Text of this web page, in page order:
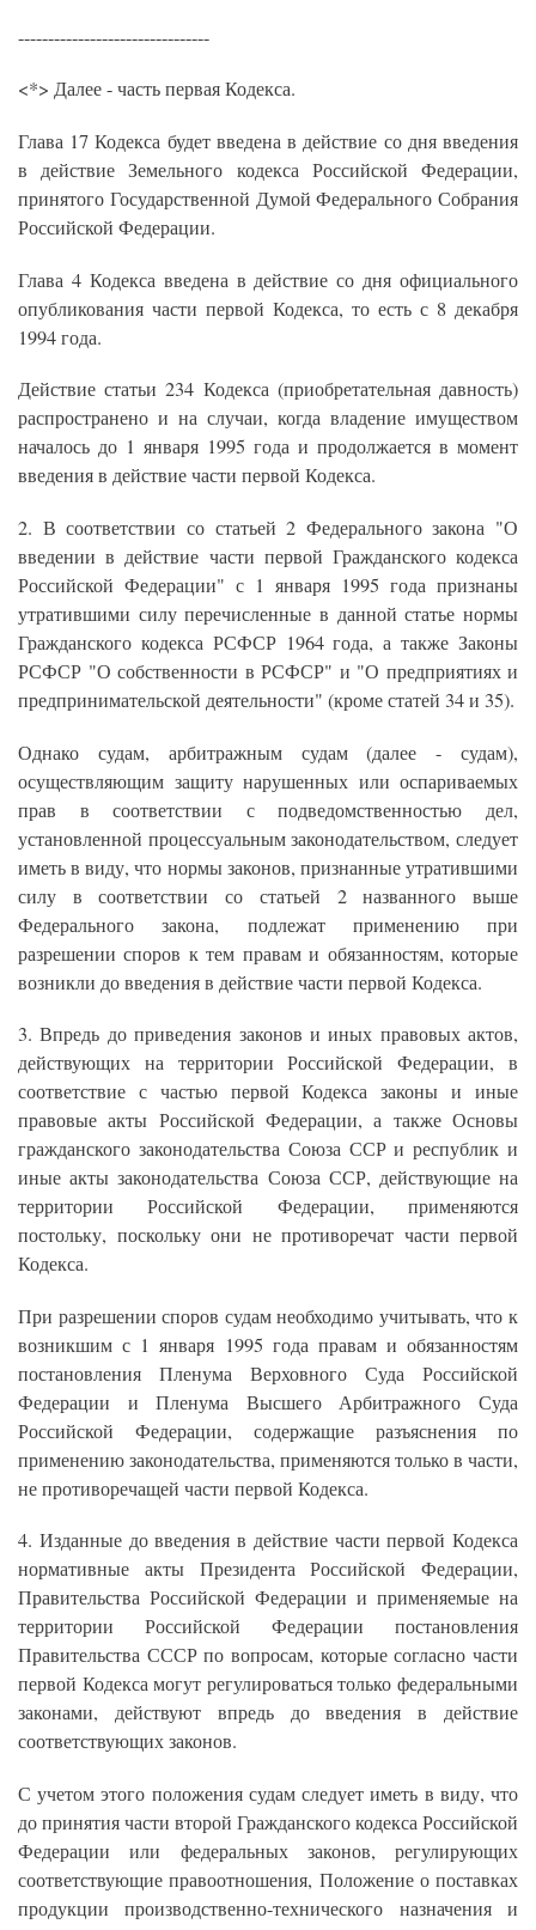
--------------------------------
<*> Далее - часть первая Кодекса.
Глава 17 Кодекса будет введена в действие со дня введения
в действие Земельного кодекса Российской Федерации,
принятого Государственной Думой Федерального Собрания
Российской Федерации.
Глава 4 Кодекса введена в действие со дня официального
опубликования части первой Кодекса, то есть с 8 декабря
1994 года.
Действие статьи 234 Кодекса (приобретательная давность)
распространено и на случаи, когда владение имуществом
началось до 1 января 1995 года и продолжается в момент
введения в действие части первой Кодекса.
2. В соответствии со статьей 2 Федерального закона "О
введении в действие части первой Гражданского кодекса
Российской Федерации" с 1 января 1995 года признаны
утратившими силу перечисленные в данной статье нормы
Гражданского кодекса РСФСР 1964 года, а также Законы
РСФСР "О собственности в РСФСР" и "О предприятиях и
предпринимательской деятельности" (кроме статей 34 и 35).
Однако судам, арбитражным судам (далее - судам),
осуществляющим защиту нарушенных или оспариваемых
прав в соответствии с подведомственностью дел,
установленной процессуальным законодательством, следует
иметь в виду, что нормы законов, признанные утратившими
силу в соответствии со статьей 2 названного выше
Федерального закона, подлежат применению при
разрешении споров к тем правам и обязанностям, которые
возникли до введения в действие части первой Кодекса.
3. Впредь до приведения законов и иных правовых актов,
действующих на территории Российской Федерации, в
соответствие с частью первой Кодекса законы и иные
правовые акты Российской Федерации, а также Основы
гражданского законодательства Союза ССР и республик и
иные акты законодательства Союза ССР, действующие на
территории Российской Федерации, применяются
постольку, поскольку они не противоречат части первой
Кодекса.
При разрешении споров судам необходимо учитывать, что к
возникшим с 1 января 1995 года правам и обязанностям
постановления Пленума Верховного Суда Российской
Федерации и Пленума Высшего Арбитражного Суда
Российской Федерации, содержащие разъяснения по
применению законодательства, применяются только в части,
не противоречащей части первой Кодекса.
4. Изданные до введения в действие части первой Кодекса
нормативные акты Президента Российской Федерации,
Правительства Российской Федерации и применяемые на
территории Российской Федерации постановления
Правительства СССР по вопросам, которые согласно части
первой Кодекса могут регулироваться только федеральными
законами, действуют впредь до введения в действие
соответствующих законов.
С учетом этого положения судам следует иметь в виду, что
до принятия части второй Гражданского кодекса Российской
Федерации или федеральных законов, регулирующих
соответствующие правоотношения, Положение о поставках
продукции производственно-технического назначения и